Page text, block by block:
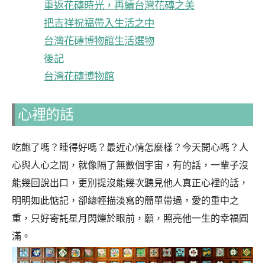
重返花磚時光，再續台灣花磚之美
把吉祥祝福帶入生活之中
台灣花磚博物館生活選物
後記
台灣花磚博物館
心裡的話
吃飽了嗎？睡得好嗎？最近心情怎麼樣？今天開心嗎？人
心與人心之間，就像隔了無數個宇宙，有的話，一輩子沒
能幾回說出口，更別提沒能幾次聽見他人真正心裡的話，
明明如此惦記，卻總輕描淡寫的簡單帶過，愛的重中之
重，只好寄託星月閃爍於眼前，願，照亮他一生的幸福圓
滿。